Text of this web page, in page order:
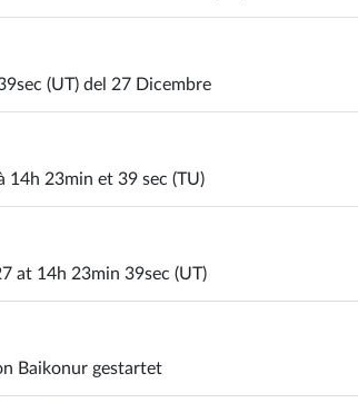
(UT) del 27 Dicembre
14h 23min et 39 sec (TU)
at 14h 23min 39sec (UT)
Baikonur gestartet